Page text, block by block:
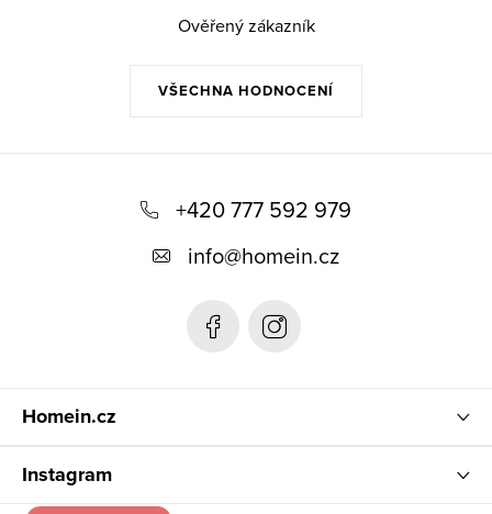
VŠECHNA HODNOCENÍ
Ověřený zákazník
+420 777 592 979
info@homein.cz
Homein.cz
Instagram